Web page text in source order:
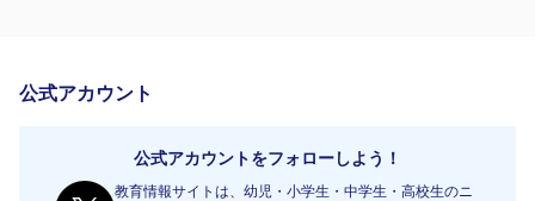
公式アカウント
公式アカウントをフォローしよう！
教育情報サイトは、幼児・小学生・中学生・高校生のニ